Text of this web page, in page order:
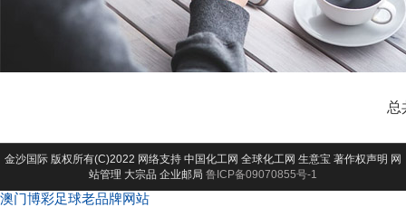
总
金沙国际 版权所有(C)2022 网络支持 中国化工网 全球化工网 生意宝 著作权声明 网
站管理 大宗品 企业邮局 鲁ICP备09070855号-1
澳门博彩足球老品牌网站